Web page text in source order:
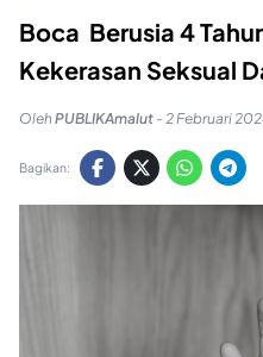
Boca Berusia 4
Kekerasan Seksual
OlehPUBLIKAmalut - 2 Februari
Bagikan: